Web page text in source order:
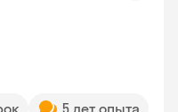
5 лет опыта